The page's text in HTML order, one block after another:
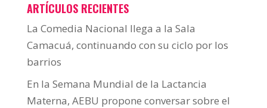
ARTÍCULOS RECIENTES
La Comedia Nacional llega a la Sala
Camacuá, continuando con su ciclo por los
barrios
En la Semana Mundial de la Lactancia
Materna, AEBU propone conversar sobre el